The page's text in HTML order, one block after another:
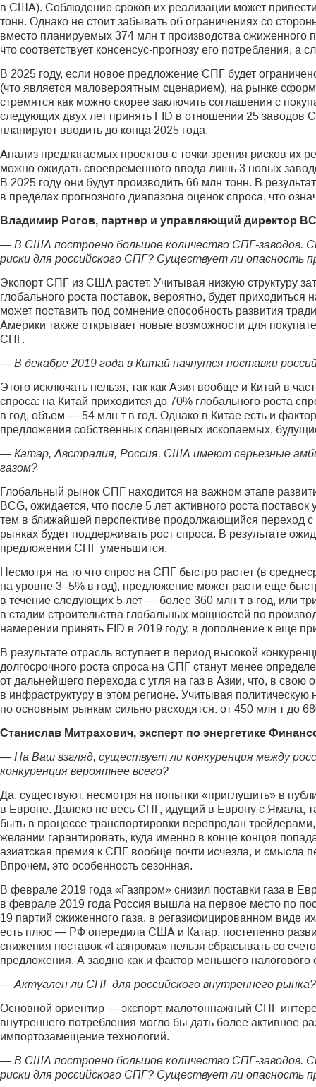
в США). Соблюдение сроков их реализации может
тонн. Однако не стоит забывать об ограничениях со
вместо планируемых 374 млн т производства сжиженного
что соответствует консенсус-прогнозу его потребления,
В 2025 году, если новое предложение СПГ будет
(что является маловероятным сценарием), на рынке
стремятся как можно скорее заключить соглашения с
следующих двух лет принять FID в отношении 25
планируют вводить до конца 2025 года.
Анализ предлагаемых проектов с точки зрения рисков их
можно ожидать своевременного ввода лишь 3 новых
В 2025 году они будут производить 66 млн тонн. В
в пределах прогнозного диапазона оценок спроса, что
Владимир Рогов, партнер и управляющий директор
— В США построено большое количество СПГ-заводов.
риски для российского СПГ? Существует ли опасность
Экспорт СПГ из США растет. Учитывая низкую структуру
глобального роста поставок, вероятно, будет
может поставить под сомнение способность развития
Америки также открывает новые возможности для
СПГ.
— В декабре 2019 года в Китай начнутся поставки
Этого исключать нельзя, так как Азия вообще и Китай в
спроса: на Китай приходится до 70% глобального роста
в год, объем — 54 млн т в год. Однако в Китае есть и
предложения собственных сланцевых ископаемых,
— Катар, Австралия, Россия, США имеют серьезные
газом?
Глобальный рынок СПГ находится на важном этапе
BCG, ожидается, что после 5 лет активного роста
тем в ближайшей перспективе продолжающийся переход с
рынках будет поддерживать рост спроса. В результате
предложения СПГ уменьшится.
Несмотря на то что спрос на СПГ быстро растет (в
на уровне 3–5% в год), предложение может расти еще
в течение следующих 5 лет — более 360 млн т в год, или
в стадии строительства глобальных мощностей по
намерении принять FID в 2019 году, в дополнение к еще
В результате отрасль вступает в период высокой
долгосрочного роста спроса на СПГ станут менее
от дальнейшего перехода с угля на газ в Азии, что, в свою
в инфраструктуру в этом регионе. Учитывая
по основным рынкам сильно расходятся: от 450 млн т до
Станислав Митрахович, эксперт по энергетике
— На Ваш взгляд, существует ли конкуренция между
конкуренция вероятнее всего?
Да, существуют, несмотря на попытки «приглушить» в
в Европе. Далеко не весь СПГ, идущий в Европу с Ямала,
быть в процессе транспортировки перепродан
желании гарантировать, куда именно в конце концов
азиатская премия к СПГ вообще почти исчезла, и смысла
Впрочем, это особенность сезонная.
В феврале 2019 года «Газпром» снизил поставки газа в
в феврале 2019 года Россия вышла на первое место по
19 партий сжиженного газа, в регазифицированном виде
есть плюс — РФ опередила США и Катар, постепенно
снижения поставок «Газпрома» нельзя сбрасывать со
предложения. А заодно как и фактор меньшего
— Актуален ли СПГ для российского внутреннего
Основной ориентир — экспорт, малотоннажный СПГ
внутреннего потребления могло бы дать более активное
импортозамещение технологий.
— В США построено большое количество СПГ-заводов.
риски для российского СПГ? Существует ли опасность